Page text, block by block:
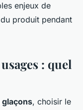
enjeux de
produit pendant
: quel
, choisir le